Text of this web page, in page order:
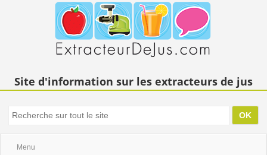
Site d'information sur les extracteurs de jus
Menu